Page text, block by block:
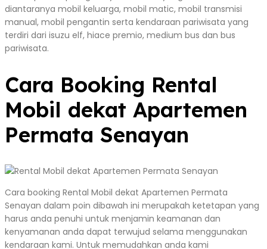
diantaranya mobil keluarga, mobil matic, mobil transmisi
manual, mobil pengantin serta kendaraan pariwisata yang
terdiri dari isuzu elf, hiace premio, medium bus dan bus
pariwisata.
Cara Booking Rental
Mobil dekat Apartemen
Permata Senayan
Cara booking Rental Mobil dekat Apartemen Permata
Senayan dalam poin dibawah ini merupakah ketetapan yang
harus anda penuhi untuk menjamin keamanan dan
kenyamanan anda dapat terwujud selama menggunakan
kendaraan kami. Untuk memudahkan anda kami